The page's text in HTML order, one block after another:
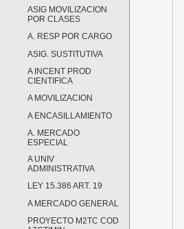
ASIG MOVILIZACION
POR CLASES
A. RESP POR CARGO
ASIG. SUSTITUTIVA
A INCENT PROD
CIENTIFICA
A MOVILIZACION
A ENCASILLAMIENTO
A. MERCADO
ESPECIAL
A UNIV
ADMINISTRATIVA
LEY 15.386 ART. 19
A MERCADO GENERAL
PROYECTO M2TC COD